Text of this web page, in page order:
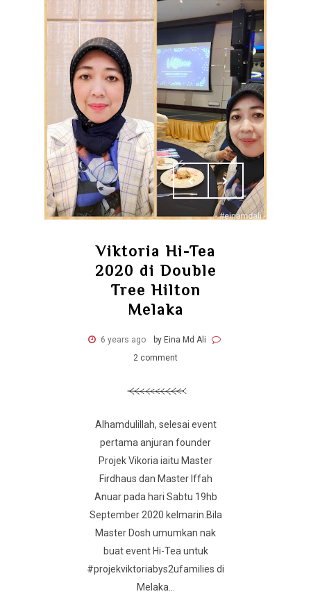
Viktoria Hi-Tea
2020 di Double
Tree Hilton
Melaka
6 years ago
by Eina Md Ali
2 comment
Alhamdulillah, selesai event
pertama anjuran founder
Projek Vikoria iaitu Master
Firdhaus dan Master Iffah
Anuar pada hari Sabtu 19hb
September 2020 kelmarin.Bila
Master Dosh umumkan nak
buat event Hi-Tea untuk
#projekviktoriabys2ufamilies di
Melaka...